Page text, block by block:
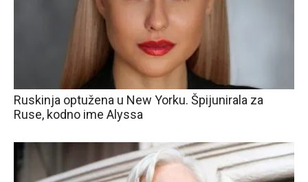
Ruskinja optužena u New Yorku. Špijunirala za
Ruse, kodno ime Alyssa